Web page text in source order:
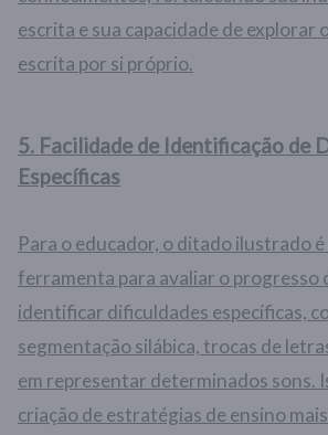
escrita e sua capacidade de explorar
escrita por si próprio.
5. Facilidade de Identificação de
Específicas
Para o educador, o ditado ilustrado
ferramenta para avaliar o progresso
identificar dificuldades específicas,
segmentação silábica, trocas de
em representar determinados sons.
criação de estratégias de ensino